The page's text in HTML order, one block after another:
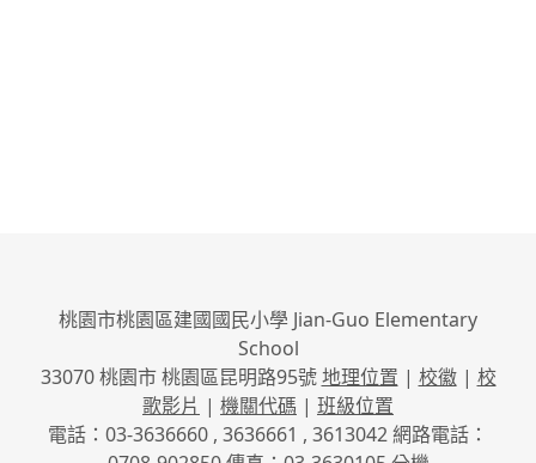
桃園市桃園區建國國民小學 Jian-Guo Elementary
School
33070 桃園市 桃園區昆明路95號地理位置 | 校徽| 校
歌影片 | 機關代碼 | 班級位置
電話：03-3636660 , 3636661 , 3613042 網路電話：